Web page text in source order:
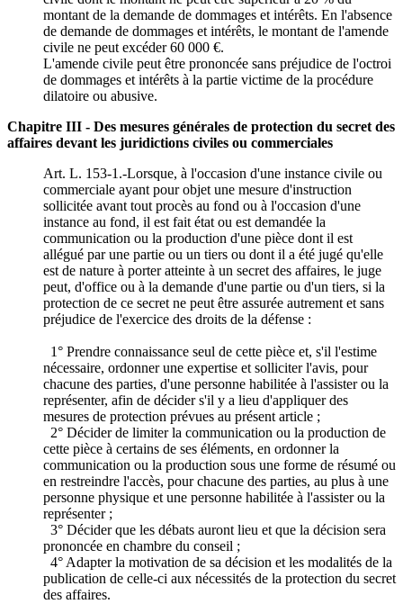
montant de la demande de dommages et intérêts. En l'absence
de demande de dommages et intérêts, le montant de l'amende
civile ne peut excéder 60 000 €.
L'amende civile peut être prononcée sans préjudice de l'octroi
de dommages et intérêts à la partie victime de la procédure
dilatoire ou abusive.
Chapitre III - Des mesures générales de protection du secret des
affaires devant les juridictions civiles ou commerciales
Art. L. 153-1.-Lorsque, à l'occasion d'une instance civile ou
commerciale ayant pour objet une mesure d'instruction
sollicitée avant tout procès au fond ou à l'occasion d'une
instance au fond, il est fait état ou est demandée la
communication ou la production d'une pièce dont il est
allégué par une partie ou un tiers ou dont il a été jugé qu'elle
est de nature à porter atteinte à un secret des affaires, le juge
peut, d'office ou à la demande d'une partie ou d'un tiers, si la
protection de ce secret ne peut être assurée autrement et sans
préjudice de l'exercice des droits de la défense :
1° Prendre connaissance seul de cette pièce et, s'il l'estime
nécessaire, ordonner une expertise et solliciter l'avis, pour
chacune des parties, d'une personne habilitée à l'assister ou la
représenter, afin de décider s'il y a lieu d'appliquer des
mesures de protection prévues au présent article ;
2° Décider de limiter la communication ou la production de
cette pièce à certains de ses éléments, en ordonner la
communication ou la production sous une forme de résumé ou
en restreindre l'accès, pour chacune des parties, au plus à une
personne physique et une personne habilitée à l'assister ou la
représenter ;
3° Décider que les débats auront lieu et que la décision sera
prononcée en chambre du conseil ;
4° Adapter la motivation de sa décision et les modalités de la
publication de celle-ci aux nécessités de la protection du secret
des affaires.